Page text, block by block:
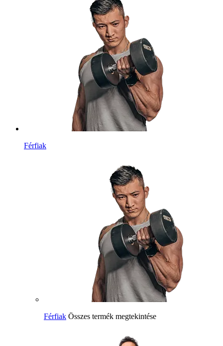
Férfiak
Férfiak Összes termék megtekintése